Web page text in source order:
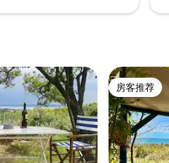
房客推荐
房客推荐